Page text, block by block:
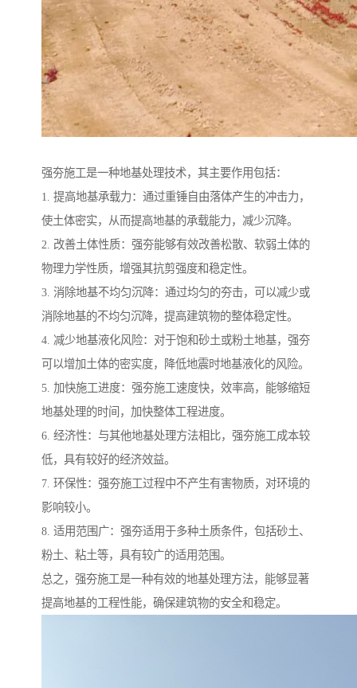
强夯施工是一种地基处理技术，其主要作用包括：
1. 提高地基承载力：通过重锤自由落体产生的冲击力，
使土体密实，从而提高地基的承载能力，减少沉降。
2. 改善土体性质：强夯能够有效改善松散、软弱土体的
物理力学性质，增强其抗剪强度和稳定性。
3. 消除地基不均匀沉降：通过均匀的夯击，可以减少或
消除地基的不均匀沉降，提高建筑物的整体稳定性。
4. 减少地基液化风险：对于饱和砂土或粉土地基，强夯
可以增加土体的密实度，降低地震时地基液化的风险。
5. 加快施工进度：强夯施工速度快，效率高，能够缩短
地基处理的时间，加快整体工程进度。
6. 经济性：与其他地基处理方法相比，强夯施工成本较
低，具有较好的经济效益。
7. 环保性：强夯施工过程中不产生有害物质，对环境的
影响较小。
8. 适用范围广：强夯适用于多种土质条件，包括砂土、
粉土、粘土等，具有较广的适用范围。
总之，强夯施工是一种有效的地基处理方法，能够显著
提高地基的工程性能，确保建筑物的安全和稳定。